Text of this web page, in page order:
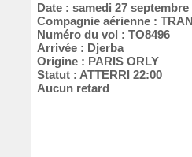
Date : samedi 27 septembre
Compagnie aérienne :
Numéro du vol : TO8496
Arrivée : Djerba
Origine : PARIS ORLY
Statut : ATTERRI 22:00
Aucun retard